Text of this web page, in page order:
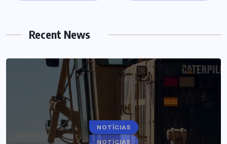
Recent News
NOTÍCIAS